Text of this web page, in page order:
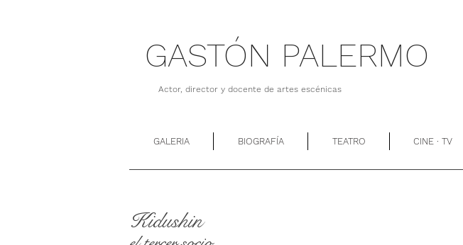
GASTÓN PALERMO
Actor, director y docente de artes escénicas
GALERIA BIOGRAFÍA TEATRO CINE · TV
Kidushin